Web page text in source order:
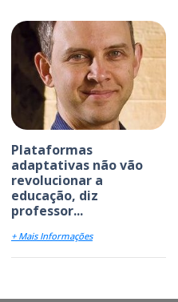
Plataformas
adaptativas não vão
revolucionar a
educação, diz
professor...
+ Mais Informações